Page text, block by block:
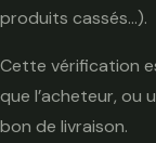
produits cassés…).
Cette vérification
que l’acheteur, ou
bon de livraison.